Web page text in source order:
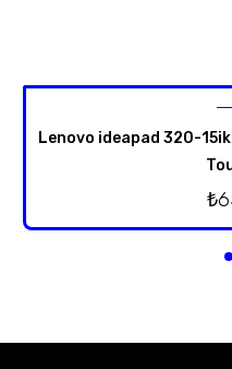
Lenovo ideapad 320-
₺